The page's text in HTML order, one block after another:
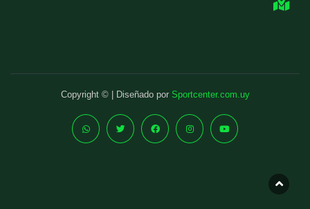
Copyright © | Diseñado por Sportcenter.com.uy